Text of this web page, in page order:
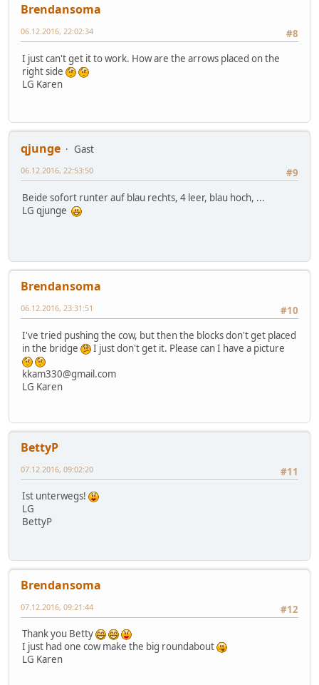
Brendansoma
#8
06.12.2016, 22:02:34
I just can't get it to work. How are the arrows placed on the
right side
LG Karen
qjunge
Gast
#9
06.12.2016, 22:53:50
Beide sofort runter auf blau rechts, 4 leer, blau hoch, ...
LG qjunge
Brendansoma
#10
06.12.2016, 23:31:51
I've tried pushing the cow, but then the blocks don't get placed
in the bridge
I just don't get it. Please can I have a picture
kkam330@gmail.com
LG Karen
BettyP
#11
07.12.2016, 09:02:20
Ist unterwegs!
LG
BettyP
Brendansoma
#12
07.12.2016, 09:21:44
Thank you Betty
I just had one cow make the big roundabout
LG Karen